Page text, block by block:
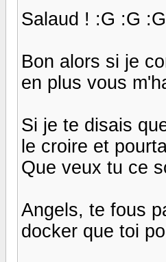
Salaud ! :G :G
Bon alors si je
en plus vous
Si je te disais
le croire et
Que veux tu ce
Angels, te fous
docker que toi